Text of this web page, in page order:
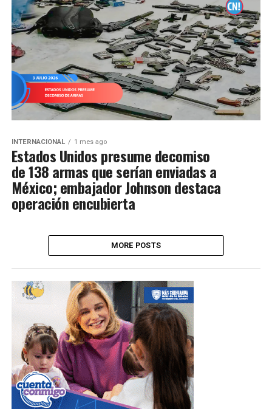
INTERNACIONAL 1 mes ago
Estados Unidos presume decomiso
de 138 armas que serían enviadas a
México; embajador Johnson destaca
operación encubierta
MORE POSTS